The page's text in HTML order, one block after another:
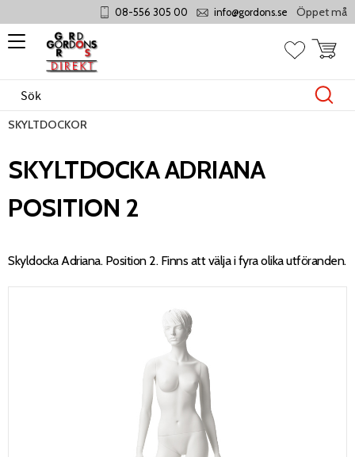
Meny
08-556 305 00 info@gordons.se Öppet
Favoriter
SKYLTDOCKOR
SKYLTDOCKA ADRIANA
POSITION 2
Skyldocka Adriana. Position 2. Finns att välja i fyra olika utföranden.